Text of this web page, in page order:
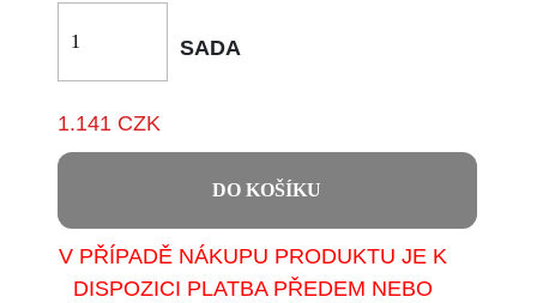
SADA
1.141 CZK
DO KOŠÍKU
V PŘÍPADĚ NÁKUPU PRODUKTU JE K
DISPOZICI PLATBA PŘEDEM NEBO